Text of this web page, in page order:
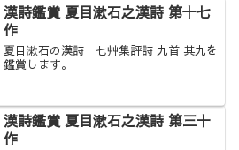
漢詩鑑賞 夏目漱石之漢詩 第十七
作
夏目漱石の漢詩 七艸集評詩 九首 其九を
鑑賞します。
漢詩鑑賞 夏目漱石之漢詩 第三十
作